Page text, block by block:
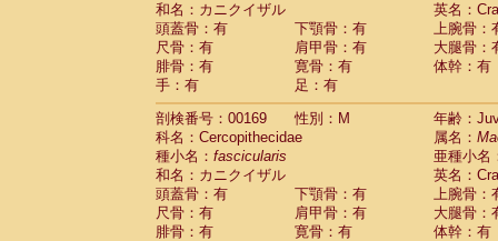
和名：カニクイザル
英名：
頭蓋骨：有
下顎骨：有
上腕骨：
尺骨：有
肩甲骨：有
大腿骨：
腓骨：有
寛骨：有
体幹：有
手：有
足：有
剖検番号：00169
性別：M
年齢：
科名：Cercopithecidae
属名：
種小名： fascicularis
亜種小名
和名：カニクイザル
英名：
頭蓋骨：有
下顎骨：有
上腕骨：
尺骨：有
肩甲骨：有
大腿骨：
腓骨：有
寛骨：有
体幹：有